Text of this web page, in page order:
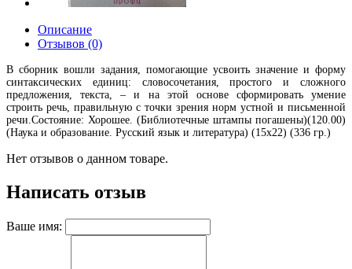
Описание
Отзывов (0)
В сборник вошли задания, помогающие усвоить значение и форму
синтаксических единиц: словосочетания, простого и сложного
предложения, текста, – и на этой основе сформировать умение
строить речь, правильную с точки зрения норм устной и письменной
речи.Состояние: Хорошее. (Библиотечные штампы погашены)(120.00)
(Наука и образование. Русский язык и литература) (15х22) (336 гр.)
Нет отзывов о данном товаре.
Написать отзыв
Ваше имя: